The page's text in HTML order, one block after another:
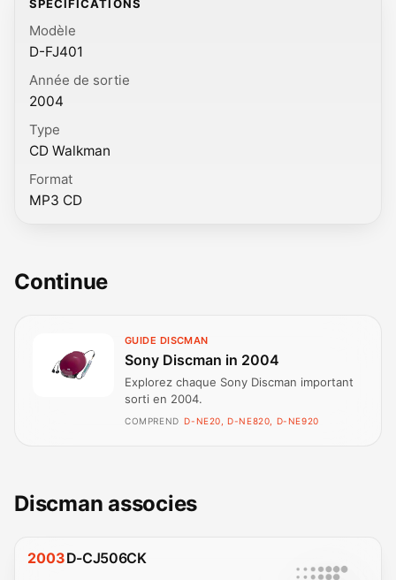
SPÉCIFICATIONS
Modèle
D-FJ401
Année de sortie
2004
Type
CD Walkman
Format
MP3 CD
Continue
GUIDE DISCMAN
Sony Discman in 2004
Explorez chaque Sony Discman important
sorti en 2004.
COMPREND D-NE20, D-NE820, D-NE920
Discman associes
2003D-CJ506CK